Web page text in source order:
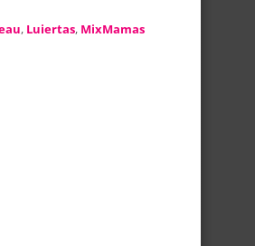
, Luiertas, MixMamas